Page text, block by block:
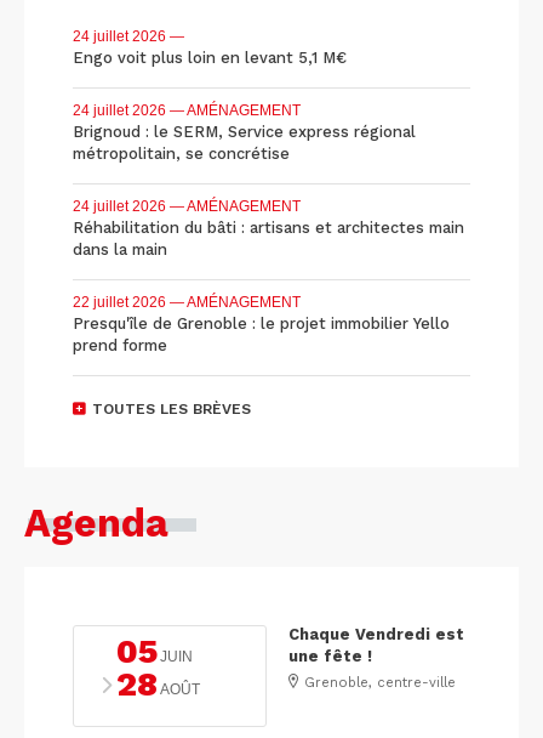
24 juillet 2026 —
Engo voit plus loin en levant 5,1 M€
24 juillet 2026 — AMÉNAGEMENT
Brignoud : le SERM, Service express régional
métropolitain, se concrétise
24 juillet 2026 — AMÉNAGEMENT
Réhabilitation du bâti : artisans et architectes main
dans la main
22 juillet 2026 — AMÉNAGEMENT
Presqu'île de Grenoble : le projet immobilier Yello
prend forme
TOUTES LES BRÈVES
Agenda
05JUIN
28 AOÛT
Chaque Vendredi est
une fête !
Grenoble, centre-ville